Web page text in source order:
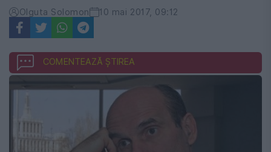
Olguta Solomon 10 mai 2017, 09:12
COMENTEAZĂ ȘTIREA